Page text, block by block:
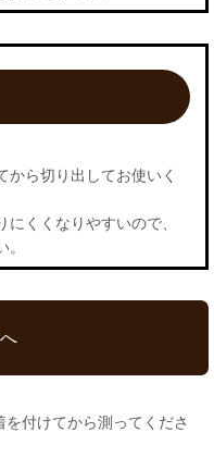
ら切り出してお使いく
くくなりやすいので、
付けてから測ってくださ